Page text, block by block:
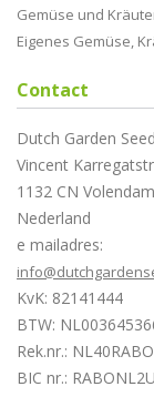
Gemüse und
Eigenes Gemüse,
Contact
Dutch Garden
Vincent
1132 CN Volendam
Nederland
e mailadres:
KvK: 82141444
BTW:
Rek.nr.:
BIC nr.: RABONL2U